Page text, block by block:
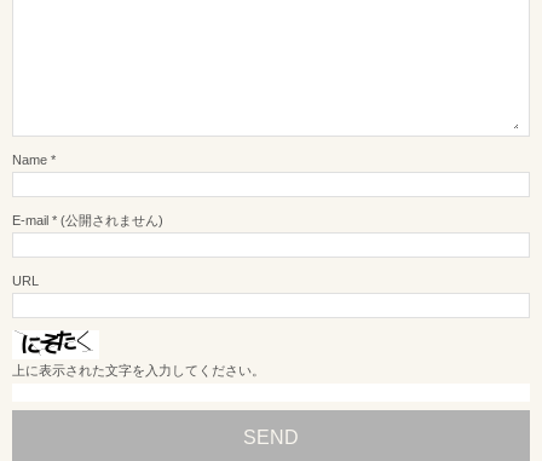
Name *
E-mail * (公開されません)
URL
上に表示された文字を入力してください。